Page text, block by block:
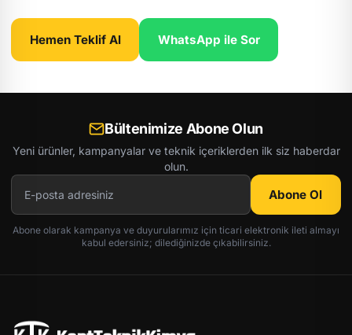
Hemen Teklif Al WhatsApp ile Sor
Bültenimize Abone Olun
Yeni ürünler, kampanyalar ve teknik içeriklerden ilk siz haberdar
olun.
Abone Ol
Abone olarak kampanya ve duyurularımız için ticari elektronik ileti almayı
kabul edersiniz; dilediğinizde çıkabilirsiniz.